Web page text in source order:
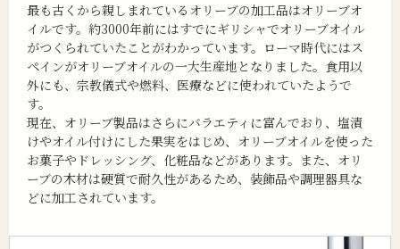
最も古くから親しまれているオリーブの加工品はオリーブオ
イルです。約3000年前にはすでにギリシャでオリーブオイル
がつくられていたことがわかっています。ローマ時代にはス
ペインがオリーブオイルの一大生産地となりました。食用以
外にも、宗教儀式や燃料、医療などに使われていたようで
す。
現在、オリーブ製品はさらにバラエティに富んでおり、塩漬
けやオイル付けにした果実をはじめ、オリーブオイルを使った
お菓子やドレッシング、化粧品などがあります。また、オリ
ーブの木材は硬質で耐久性があるため、装飾品や調理器具な
どに加工されています。